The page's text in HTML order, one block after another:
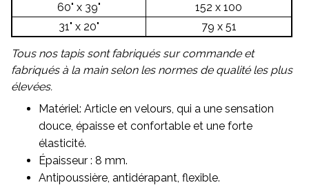
60" x 39"
152 x 100
31" x 20"
79 x 51
Tous nos tapis sont fabriqués sur commande et
fabriqués à la main selon les normes de qualité les plus
élevées.
Matériel: Article en velours, qui a une sensation
douce, épaisse et confortable et une forte
élasticité.
Épaisseur : 8 mm.
Antipoussière, antidérapant, flexible.